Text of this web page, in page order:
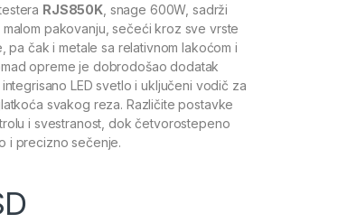
RJS850K , snage 600W, sadrži
pakovanju, sečeći kroz sve vrste
čak i metale sa relativnom lakoćom i
opreme je dobrodošao dodatak
LED svetlo i uključeni vodič za
svakog reza. Različite postavke
i svestranost, dok četvorostepeno
i precizno sečenje.